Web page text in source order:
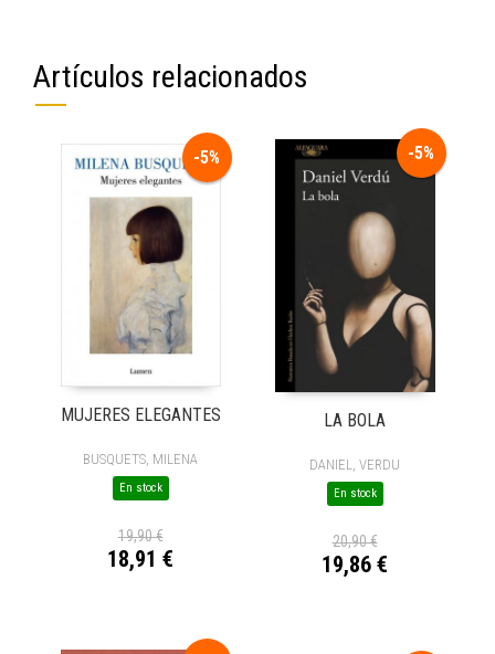
Artículos relacionados
-5%
MUJERES ELEGANTES
BUSQUETS, MILENA
En stock
19,90 €
18,91 €
-5%
LA BOLA
DANIEL, VERDU
En stock
20,90 €
19,86 €